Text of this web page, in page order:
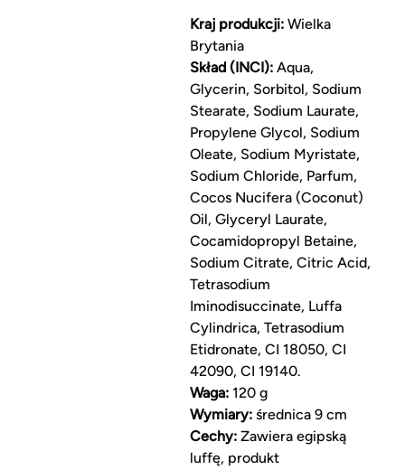
Kraj produkcji:Wielka
Brytania
Skład (INCI):Aqua,
Glycerin, Sorbitol, Sodium
Stearate, Sodium Laurate,
Propylene Glycol, Sodium
Oleate, Sodium Myristate,
Sodium Chloride, Parfum,
Cocos Nucifera (Coconut)
Oil, Glyceryl Laurate,
Cocamidopropyl Betaine,
Sodium Citrate, Citric Acid,
Tetrasodium
Iminodisuccinate, Luffa
Cylindrica, Tetrasodium
Etidronate, CI 18050, CI
42090, CI 19140.
Waga:120 g
Wymiary:średnica 9 cm
Cechy:Zawiera egipską
luffę, produkt